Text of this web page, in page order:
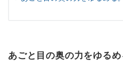
あごと目の奥の力をゆるめ